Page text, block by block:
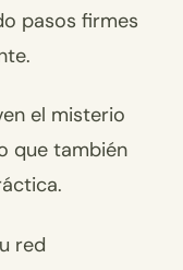
pasos firmes
el misterio
que también
red